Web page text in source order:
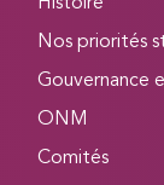
Nos priorités
Gouvernance
ONM
Comités